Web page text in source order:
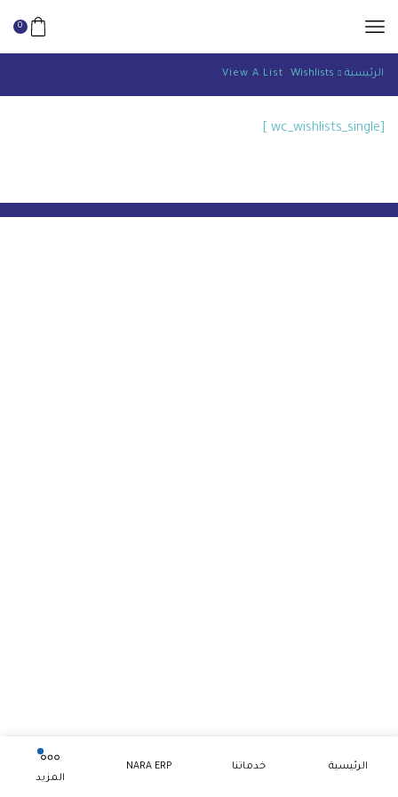
0
الرئيسية Wishlists
View A List
[wc_wishlists_single ]
الرئيسية خدماتنا
NARA ERP
المزيد